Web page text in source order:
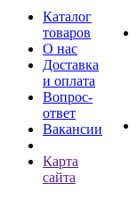
Каталог
товаров
О нас
Доставка
и оплата
Вопрос-
ответ
Вакансии
Карта
сайта